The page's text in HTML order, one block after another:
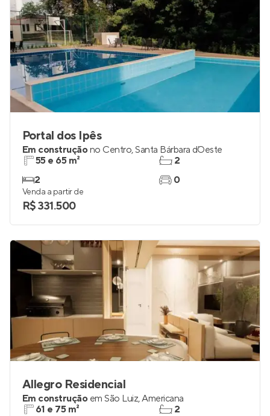
Portal dos Ipês
Em construçãono Centro,Santa Bárbara d`Oeste
55 e 65 m²
2
2
0
Venda a partir de
R$ 331.500
Allegro Residencial
Em construção em São Luiz,Americana
61 e 75 m²
2